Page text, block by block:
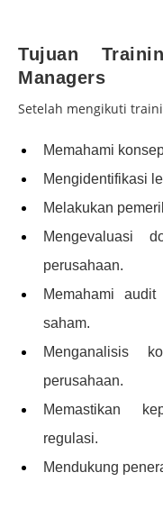
Tujuan
Managers
Setelah mengikuti
Memahami
Mengidentifikasi
Melakukan
Mengevaluasi
perusahaan.
Memahami
saham.
Menganalisis
perusahaan.
Memastikan
regulasi.
Mendukung